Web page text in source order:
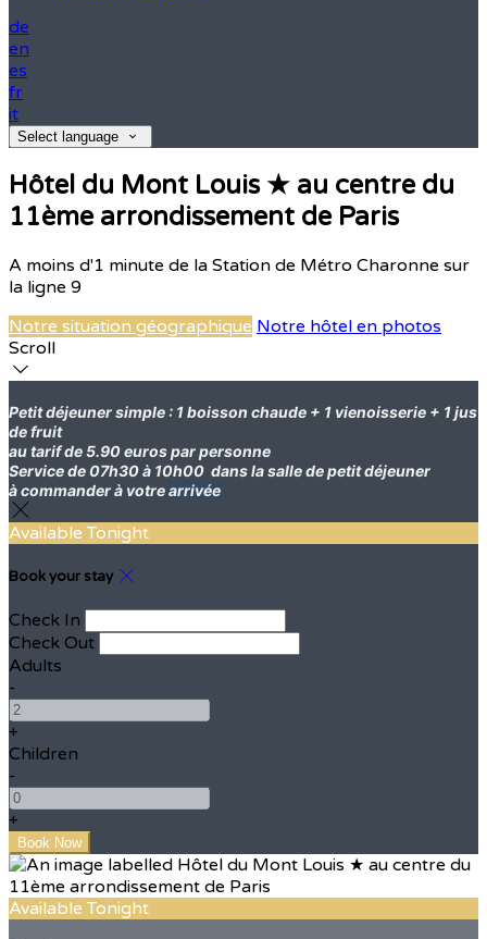
de
en
es
fr
it
Select language
Hôtel du Mont Louis ★ au centre du
11ème arrondissement de Paris
A moins d'1 minute de la Station de Métro Charonne sur
la ligne 9
Notre situation géographique Notre hôtel en photos
Scroll
Petit déjeuner simple : 1 boisson chaude + 1 vienoisserie + 1 jus
de fruit
au tarif de 5.90 euros par personne
Service de 07h30 à 10h00 dans la salle de petit déjeuner
à commander à votrearrivée
Available Tonight
Book your stay
Check In
Check Out
Adults
-
+
Children
-
+
Available Tonight